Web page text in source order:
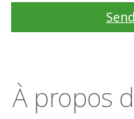
À propos